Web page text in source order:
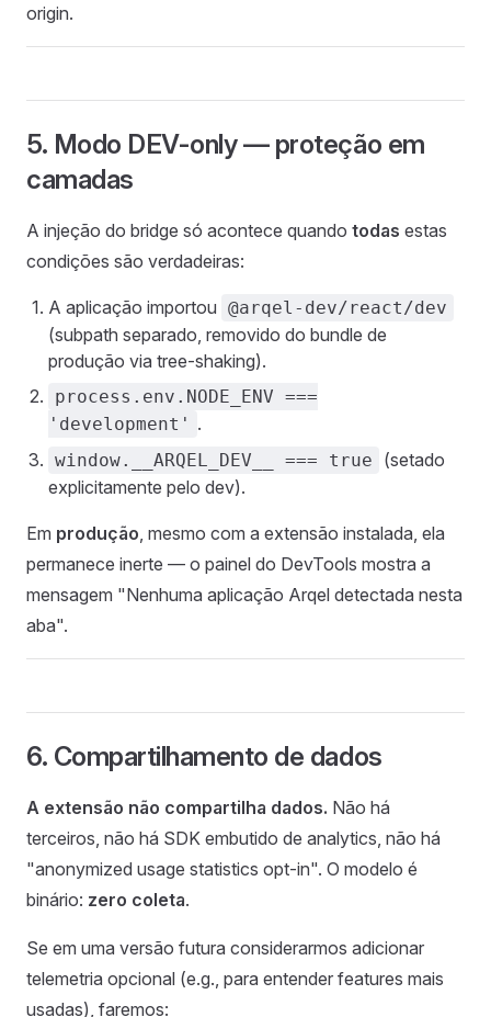
origin.
5. Modo DEV-only — proteção em
camadas
A injeção do bridge só acontece quando todas estas
condições são verdadeiras:
A aplicação importou @arqel-dev/react/dev
(subpath separado, removido do bundle de
produção via tree-shaking).
process.env.NODE_ENV ===
'development' .
window.__ARQEL_DEV__ === true
(setado
explicitamente pelo dev).
Em produção, mesmo com a extensão instalada, ela
permanece inerte — o painel do DevTools mostra a
mensagem "Nenhuma aplicação Arqel detectada nesta
aba".
6. Compartilhamento de dados
A extensão não compartilha dados. Não há
terceiros, não há SDK embutido de analytics, não há
"anonymized usage statistics opt-in". O modelo é
binário: zero coleta.
Se em uma versão futura considerarmos adicionar
telemetria opcional (e.g., para entender features mais
usadas), faremos: